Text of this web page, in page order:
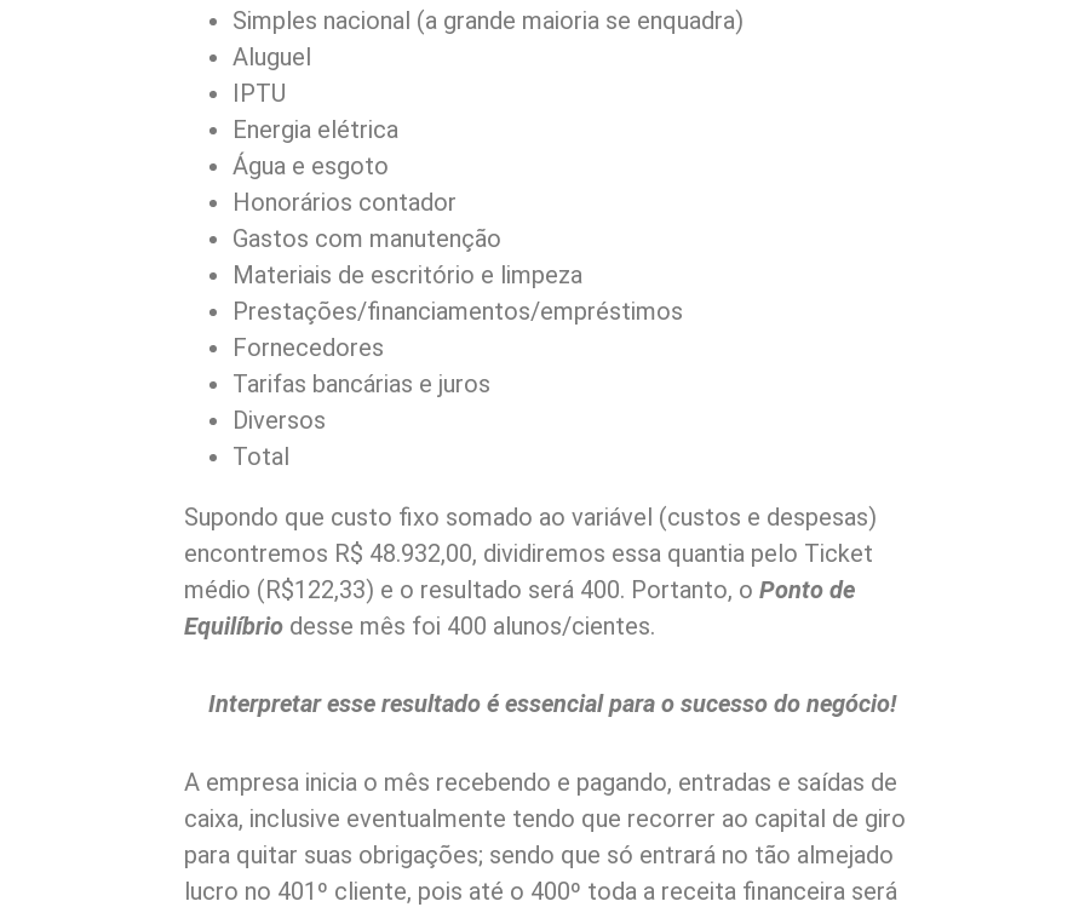
Simples nacional (a grande maioria se enquadra)
Aluguel
IPTU
Energia elétrica
Água e esgoto
Honorários contador
Gastos com manutenção
Materiais de escritório e limpeza
Prestações/financiamentos/empréstimos
Fornecedores
Tarifas bancárias e juros
Diversos
Total
Supondo que custo fixo somado ao variável (custos e despesas)
encontremos R$ 48.932,00, dividiremos essa quantia pelo Ticket
médio (R$122,33) e o resultado será 400. Portanto, o Ponto de
Equilíbrio desse mês foi 400 alunos/cientes.
Interpretar esse resultado é essencial para o sucesso do negócio!
A empresa inicia o mês recebendo e pagando, entradas e saídas de
caixa, inclusive eventualmente tendo que recorrer ao capital de giro
para quitar suas obrigações; sendo que só entrará no tão almejado
lucro no 401º cliente, pois até o 400º toda a receita financeira será